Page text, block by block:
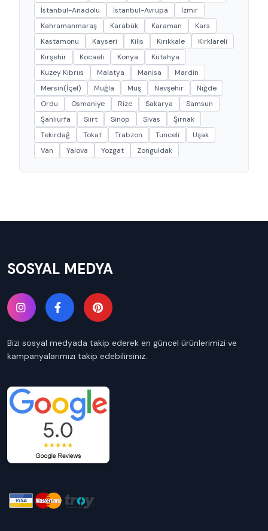
İstanbul-Anadolu
İstanbul-Avrupa
İzmir
Kahramanmaraş
Karabük Karaman
Kars
Kastamonu
Kayseri Kilis Kırıkkale
Kırklareli
Kırşehir
Kocaeli Konya
Kütahya
Kuzey Kıbrııs
Malatya Manisa
Mardin
Mersin(İçel)
Muğla Muş Nevşehir
Niğde
Ordu
Osmaniye Rize Sakarya
Samsun
Şanlıurfa
Siirt Sinop Sivas
Şırnak
Tekirdağ
Tokat Trabzon Tunceli
Uşak
Van
Yalova Yozgat Zonguldak
SOSYAL MEDYA
Bizi sosyal medyada takip ederek en güncel ürünlerimizi ve
kampanyalarımızı takip edebilirsiniz.